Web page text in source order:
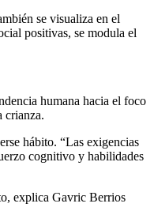
se visualiza en el
positivas, se modula el
humana hacia el foco
crianza.
hábito. “Las exigencias
cognitivo y habilidades
explica Gavric Berrios